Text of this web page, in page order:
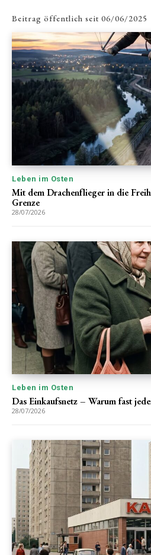
Beitrag öffentlich seit 06/06/2025
Leben im Osten
Mit dem Drachenflieger in die
Grenze
28/07/2026
Leben im Osten
Das Einkaufsnetz – Warum fast
28/07/2026